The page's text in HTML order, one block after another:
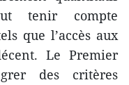
tenir compte
que l’accès aux
Le Premier
des critères